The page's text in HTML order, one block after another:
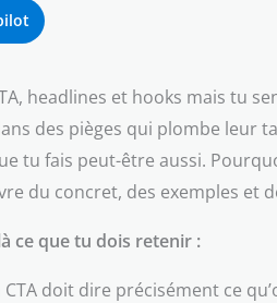
headlines et hooks mais tu
des pièges qui plombe leur
tu fais peut-être aussi.
du concret, des exemples et
ce que tu dois retenir :
CTA doit dire précisément ce